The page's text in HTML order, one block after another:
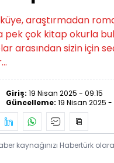
araştırmadan
pek çok kitap okurla
arasından sizin için
Giriş: 19 Nisan 2025 - 09:15
Güncelleme: 19 Nisan 2025 -
kaynağınızı Habertürk